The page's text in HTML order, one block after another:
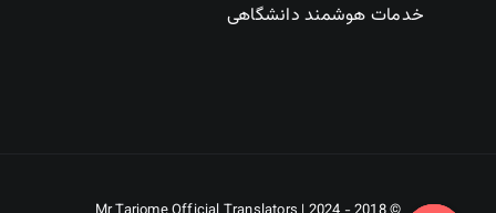
خدمات هوشمند دانشگاهی